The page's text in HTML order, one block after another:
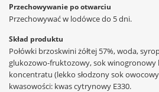
Przechowywanie po otwarciu
Przechowywać w lodówce do 5 dni.
Skład produktu
Połówki brzoskwini żółtej 57%, woda,
glukozowo-fruktozowy, sok winogronowy
koncentratu (lekko słodzony sok
kwasowości: kwas cytrynowy E330.